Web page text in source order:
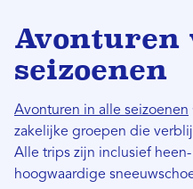
Avonturen
seizoenen
Avonturen in alle seizoenen
zakelijke groepen die
Alle trips zijn inclusief
hoogwaardige